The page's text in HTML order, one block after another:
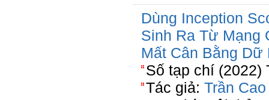
Dùng Inception
Sinh Ra Từ Mạng
Mất Cân Bằng Dữ
Số tạp chí (2022)
Tác giả: Trần